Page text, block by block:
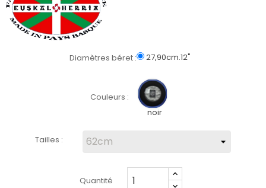
Diamètres béret : 27,90cm.12"
Couleurs :
noir
Tailles :
Quantité